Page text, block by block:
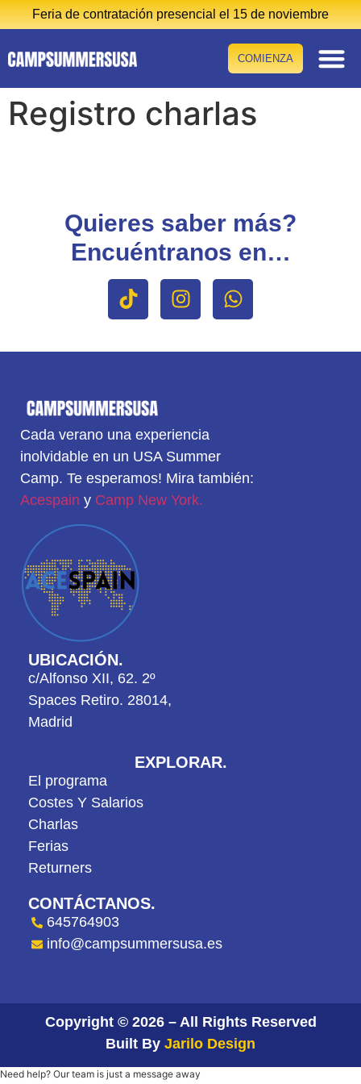
Feria de contratación presencial el 15 de noviembre
COMIENZA
Registro charlas
Quieres saber más?
Encuéntranos en…
Cada verano una experiencia
inolvidable en un USA Summer
Camp. Te esperamos! Mira también:
Acespain y Camp New York.
UBICACIÓN.
c/Alfonso XII, 62. 2º
Spaces Retiro. 28014,
Madrid
EXPLORAR.
El programa
Costes Y Salarios
Charlas
Ferias
Returners
CONTÁCTANOS.
645764903
info@campsummersusa.es
Copyright © 2026 – All Rights Reserved
Built By Jarilo Design
Need help? Our team is just a message away